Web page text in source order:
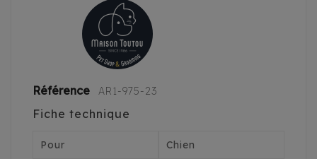
Référence AR1-975-23
Fiche technique
Pour Chien